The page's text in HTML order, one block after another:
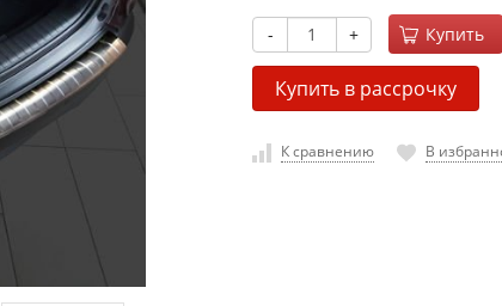
- + Купить
Купить в рассрочку
К сравнению В